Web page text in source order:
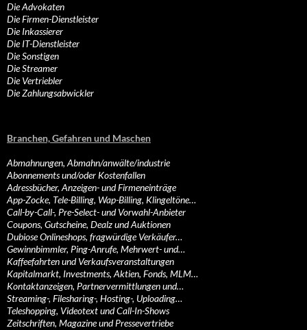
Die Advokaten
Die Firmen-Dienstleister
Die Inkassierer
Die IT-Dienstleister
Die Sonstigen
Die Streamer
Die Vertriebler
Die Zahlungsabwickler
Branchen, Gefahren und Maschen
Abmahnungen, Abmahn/anwälte/industrie
Abonnements und/oder Kostenfallen
Adressbücher, Anzeigen- und Firmeneinträge
App-Zocke, Tele-Billing, Wap-Billing, Klingeltöne…
Call-by-Call-, Pre-Select- und Vorwahl-Anbieter
Coupons, Gutscheine, Dealz und Auktionen
Dubiose Onlineshops, fragwürdige Verkäufer…
Gewinnbimmler, Ping-Anrufe, Mehrwert- und…
Kaffeefahrten und Verkaufsveranstaltungen
Kapitalmarkt, Investments, Aktien, Fonds, MLM…
Kontaktanzeigen, Partnervermittlungen und…
Streaming-, Filesharing-, Hosting-, Uploading…
Teleshopping, Videotext und Call-In-Shows
Zeitschriften, Magazine und Pressevertriebe